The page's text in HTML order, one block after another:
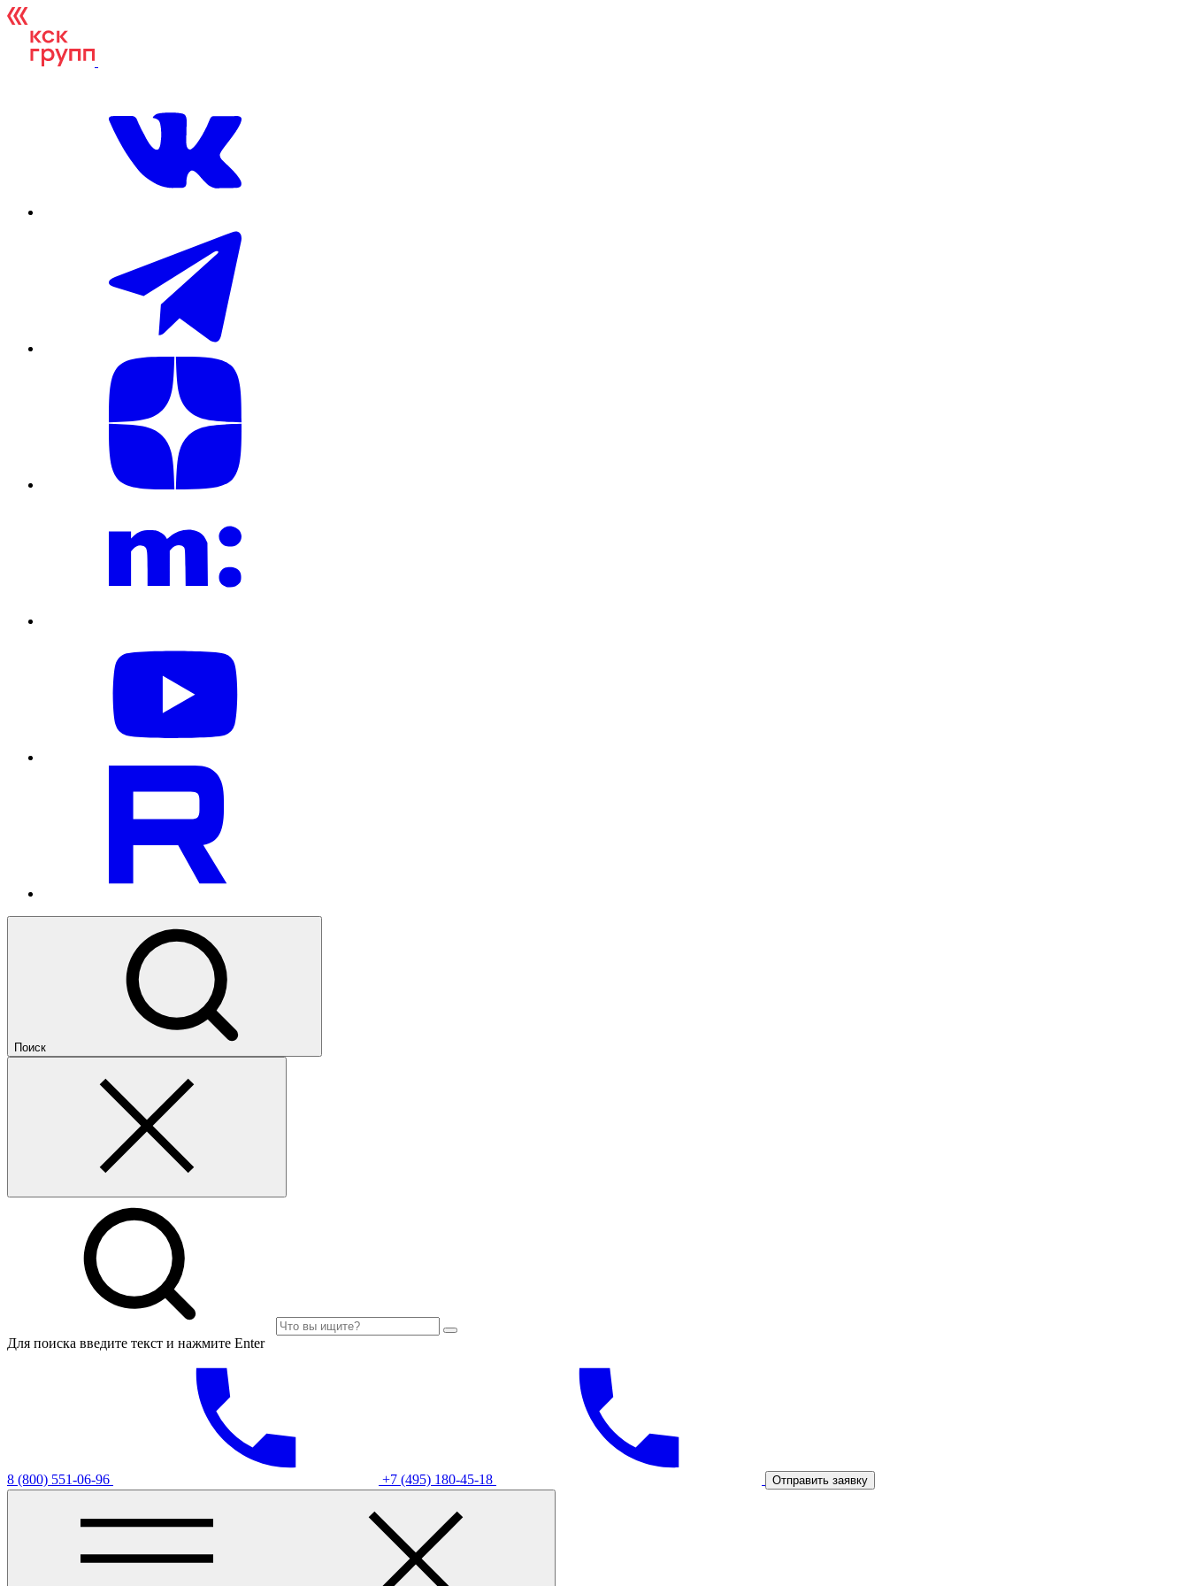
Поиск
Для поиска введите текст и нажмите Enter
8 (800) 551-06-96 +7 (495) 180-45-18 Отправить заявку